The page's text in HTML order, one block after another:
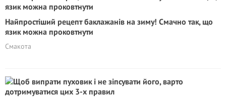
Найпростіший рецепт баклажанів на зиму! Смачно так, що
язик можна проковтнути
Смакота